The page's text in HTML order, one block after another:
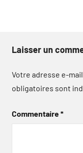
Laisser un
Votre adresse e-
obligatoires sont
Commentaire*